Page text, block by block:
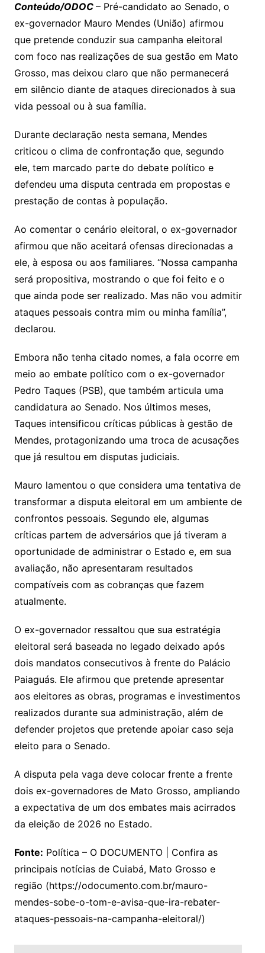
Conteúdo/ODOC – Pré-candidato ao Senado, o
ex-governador Mauro Mendes (União) afirmou
que pretende conduzir sua campanha eleitoral
com foco nas realizações de sua gestão em Mato
Grosso, mas deixou claro que não permanecerá
em silêncio diante de ataques direcionados à sua
vida pessoal ou à sua família.
Durante declaração nesta semana, Mendes
criticou o clima de confrontação que, segundo
ele, tem marcado parte do debate político e
defendeu uma disputa centrada em propostas e
prestação de contas à população.
Ao comentar o cenário eleitoral, o ex-governador
afirmou que não aceitará ofensas direcionadas a
ele, à esposa ou aos familiares. “Nossa campanha
será propositiva, mostrando o que foi feito e o
que ainda pode ser realizado. Mas não vou admitir
ataques pessoais contra mim ou minha família”,
declarou.
Embora não tenha citado nomes, a fala ocorre em
meio ao embate político com o ex-governador
Pedro Taques (PSB), que também articula uma
candidatura ao Senado. Nos últimos meses,
Taques intensificou críticas públicas à gestão de
Mendes, protagonizando uma troca de acusações
que já resultou em disputas judiciais.
Mauro lamentou o que considera uma tentativa de
transformar a disputa eleitoral em um ambiente de
confrontos pessoais. Segundo ele, algumas
críticas partem de adversários que já tiveram a
oportunidade de administrar o Estado e, em sua
avaliação, não apresentaram resultados
compatíveis com as cobranças que fazem
atualmente.
O ex-governador ressaltou que sua estratégia
eleitoral será baseada no legado deixado após
dois mandatos consecutivos à frente do Palácio
Paiaguás. Ele afirmou que pretende apresentar
aos eleitores as obras, programas e investimentos
realizados durante sua administração, além de
defender projetos que pretende apoiar caso seja
eleito para o Senado.
A disputa pela vaga deve colocar frente a frente
dois ex-governadores de Mato Grosso, ampliando
a expectativa de um dos embates mais acirrados
da eleição de 2026 no Estado.
Fonte: Política – O DOCUMENTO | Confira as
principais notícias de Cuiabá, Mato Grosso e
região (https://odocumento.com.br/mauro-
mendes-sobe-o-tom-e-avisa-que-ira-rebater-
ataques-pessoais-na-campanha-eleitoral/)